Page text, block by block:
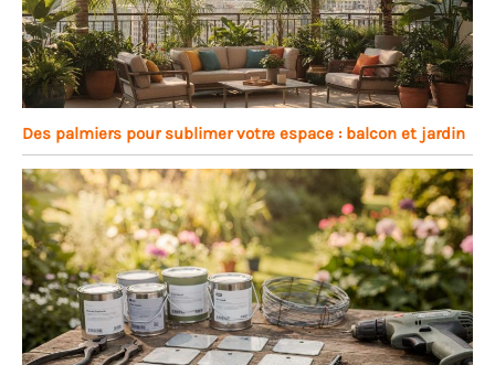
Des palmiers pour sublimer votre espace : balcon et jardin